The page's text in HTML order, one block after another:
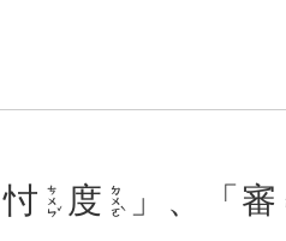
忖 ㄘㄨㄣˇ 度 ㄉㄨㄛˋ 」、「 審